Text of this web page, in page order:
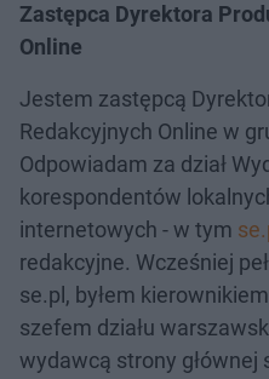
Zastępca Dyrektora
Online
Jestem zastępcą
Redakcyjnych Online w
Odpowiadam za dział
korespondentów
internetowych - w tym
redakcyjne. Wcześniej
se.pl, byłem
szefem działu
wydawcą strony głównej